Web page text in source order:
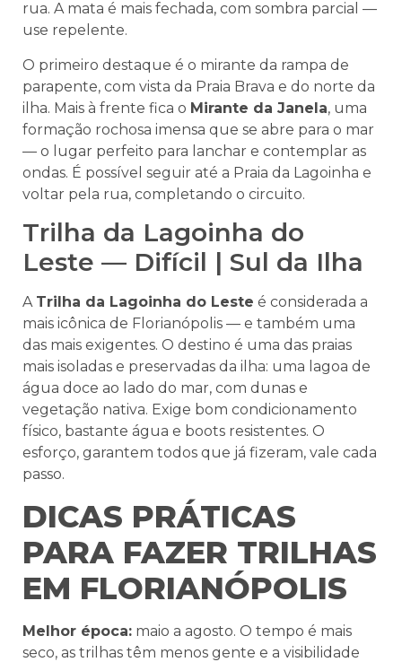
rua. A mata é mais fechada, com sombra parcial —
use repelente.
O primeiro destaque é o mirante da rampa de
parapente, com vista da Praia Brava e do norte da
ilha. Mais à frente fica o Mirante da Janela, uma
formação rochosa imensa que se abre para o mar
— o lugar perfeito para lanchar e contemplar as
ondas. É possível seguir até a Praia da Lagoinha e
voltar pela rua, completando o circuito.
Trilha da Lagoinha do
Leste — Difícil | Sul da Ilha
A Trilha da Lagoinha do Leste é considerada a
mais icônica de Florianópolis — e também uma
das mais exigentes. O destino é uma das praias
mais isoladas e preservadas da ilha: uma lagoa de
água doce ao lado do mar, com dunas e
vegetação nativa. Exige bom condicionamento
físico, bastante água e boots resistentes. O
esforço, garantem todos que já fizeram, vale cada
passo.
DICAS PRÁTICAS
PARA FAZER TRILHAS
EM FLORIANÓPOLIS
Melhor época: maio a agosto. O tempo é mais
seco, as trilhas têm menos gente e a visibilidade